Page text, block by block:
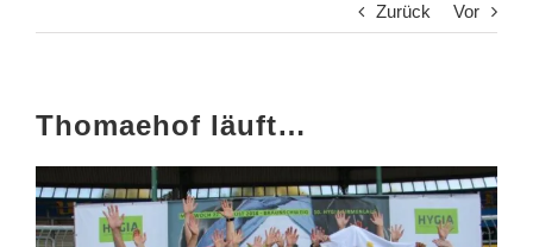
Zurück Vor
Thomaehof läuft…